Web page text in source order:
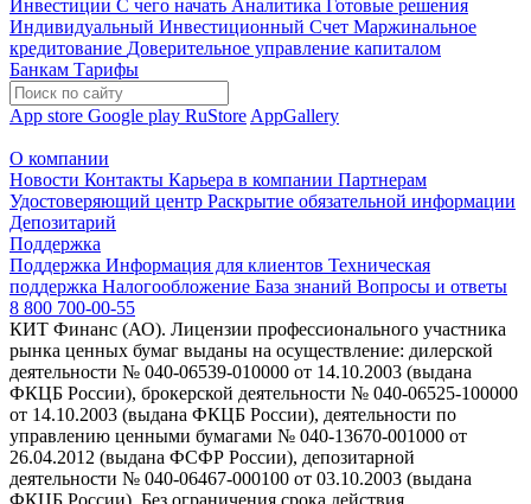
Инвестиции С чего начать Аналитика Готовые решения
Индивидуальный Инвестиционный Счет Маржинальное
кредитование Доверительное управление капиталом
Банкам Тарифы
App store Google play RuStore AppGallery
О компании
Новости Контакты Карьера в компании Партнерам
Удостоверяющий центр Раскрытие обязательной информации
Депозитарий
Поддержка
Поддержка Информация для клиентов Техническая
поддержка Налогообложение База знаний Вопросы и ответы
8 800 700-00-55
КИТ Финанс (АО). Лицензии профессионального участника
рынка ценных бумаг выданы на осуществление: дилерской
деятельности № 040-06539-010000 от 14.10.2003 (выдана
ФКЦБ России), брокерской деятельности № 040-06525-100000
от 14.10.2003 (выдана ФКЦБ России), деятельности по
управлению ценными бумагами № 040-13670-001000 от
26.04.2012 (выдана ФСФР России), депозитарной
деятельности № 040-06467-000100 от 03.10.2003 (выдана
ФКЦБ России). Без ограничения срока действия.